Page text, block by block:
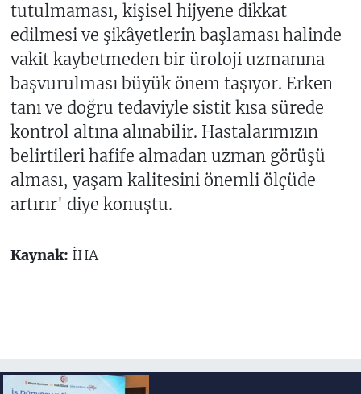
tutulmaması, kişisel hijyene dikkat
edilmesi ve şikâyetlerin başlaması halinde
vakit kaybetmeden bir üroloji uzmanına
başvurulması büyük önem taşıyor. Erken
tanı ve doğru tedaviyle sistit kısa sürede
kontrol altına alınabilir. Hastalarımızın
belirtileri hafife almadan uzman görüşü
alması, yaşam kalitesini önemli ölçüde
artırır' diye konuştu.
Kaynak: İHA